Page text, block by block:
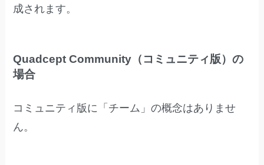
成されます。
Quadcept Community（コミュニティ版）の
場合
コミュニティ版に「チーム」の概念はありませ
ん。